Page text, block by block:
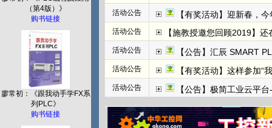
（第4版）》
购书链接
廖常初：《跟我动手学FX系
列PLC》
购书链接
活动公告 【有奖活动】迎新春，
活动公告 【施教授邀您回顾2019】
活动公告 【公告】汇辰 SMART
活动公告 【有奖活动】这样参加“
活动公告 【公告】极简工业云平台-